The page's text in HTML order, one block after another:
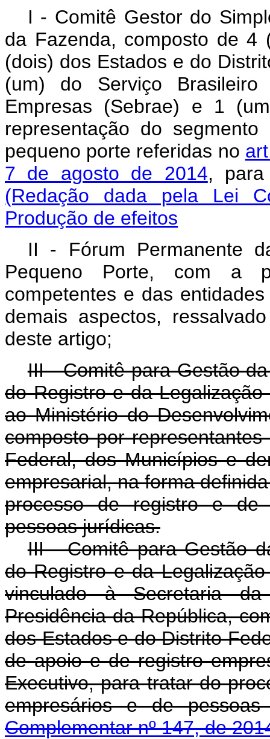
I - Comitê Gestor do
da Fazenda, composto de 4
(dois) dos Estados e do
(um) do Serviço
Empresas (Sebrae) e 1
representação do
pequeno porte referidas no
7 de agosto de 2014,
(Redação dada pela Lei
Produção de efeitos
II - Fórum Permanente
Pequeno Porte, com a
competentes e das
demais aspectos,
deste artigo;
III - Comitê para Gestão
do Registro e da
ao Ministério do
composto por
Federal, dos Municípios e
empresarial, na forma
processo de registro e de
pessoas jurídicas.
III - Comitê para Gestão
do Registro e da
vinculado à Secretaria
Presidência da República,
dos Estados e do Distrito
de apoio e de registro
Executivo, para tratar do
empresários e de
Complementar nº 147, de